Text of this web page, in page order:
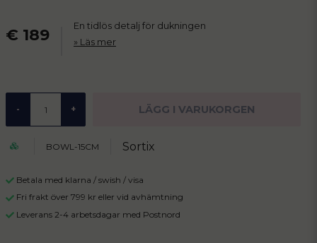
€ 189
En tidlös detalj för dukningen
Läs mer
- + LÄGG I VARUKORGEN
BOWL-15CM Sortix
Betala med klarna / swish / visa
Fri frakt över 799 kr eller vid avhämtning
Leverans 2-4 arbetsdagar med Postnord